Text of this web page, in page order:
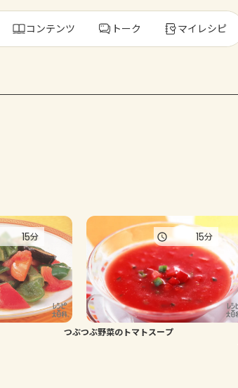
コンテンツ トーク マイレシピ
15分
つぶつぶ野菜のトマトスープ
15分